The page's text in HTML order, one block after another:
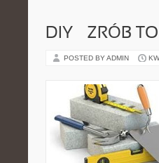
DIY – ZRÓB
POSTED BY ADMIN